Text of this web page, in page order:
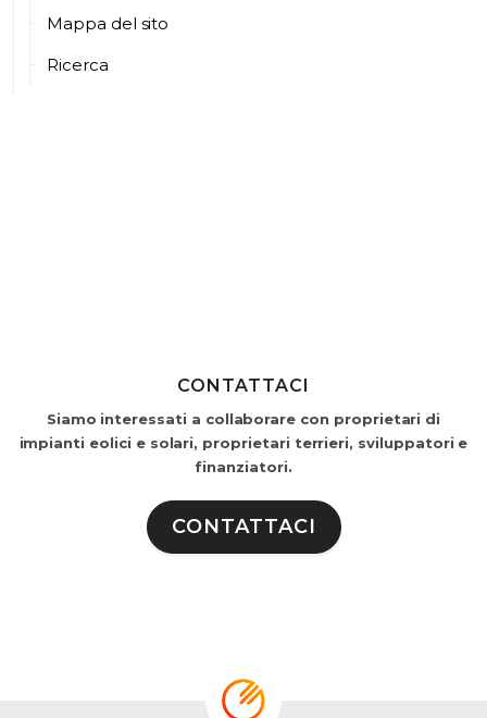
Mappa del sito
Ricerca
CONTATTACI
Siamo interessati a collaborare con proprietari di
impianti eolici e solari, proprietari terrieri, sviluppatori e
finanziatori.
CONTATTACI